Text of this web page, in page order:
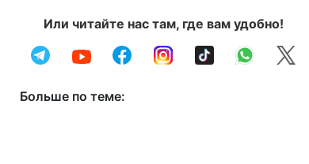
Или читайте нас там, где вам удобно!
Больше по теме: